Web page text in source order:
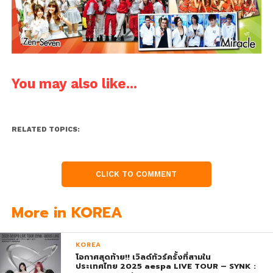
You may also like...
RELATED TOPICS:
CLICK TO COMMENT
More in KOREA
KOREA
โอกาศสุดท้าย!! เวิลด์ทัวร์ครั้งที่สามใน
ประเทศไทย 2025 aespa LIVE TOUR – SYNK :